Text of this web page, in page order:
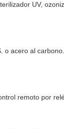
UV,
acero al
remoto por